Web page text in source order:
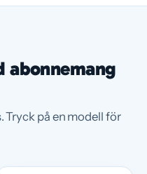
abonnemang
på en modell för